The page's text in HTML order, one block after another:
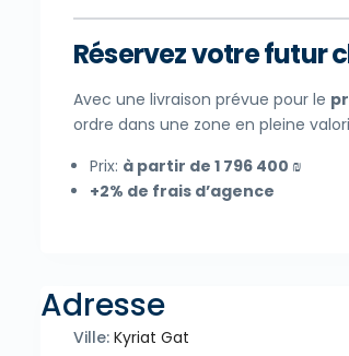
Réservez votre futur
Avec une livraison prévue pour le
ordre dans une zone en pleine
Prix: à partir de 1 796 400 ₪
+2% de frais d’agence
Adresse
Ville: Kyriat Gat